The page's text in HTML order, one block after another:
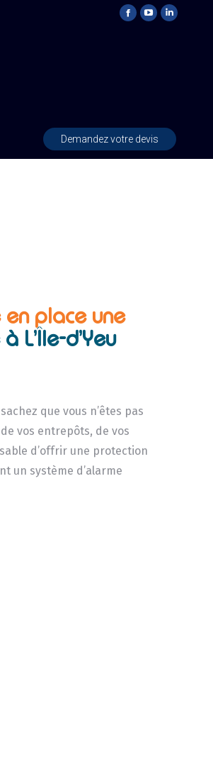
Demandez votre devis
en place une
L’Île-d’Yeu
que vous n’êtes pas
vos entrepôts, de vos
d’offrir une protection
un système d’alarme